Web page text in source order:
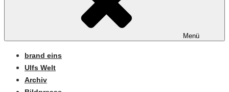
Menü
brand eins
Ulfs Welt
Archiv